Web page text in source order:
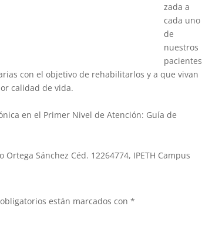
zada a
cada uno
de
nuestros
pacientes
con el objetivo de rehabilitarlos y a que vivan
calidad de vida.
en el Primer Nivel de Atención: Guía de
Ortega Sánchez Céd. 12264774, IPETH Campus
están marcados con*